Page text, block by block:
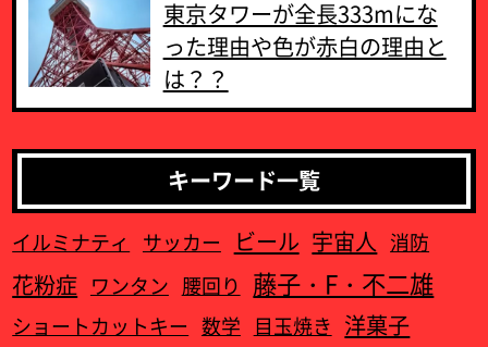
東京タワーが全長333mにな
った理由や色が赤白の理由と
は？？
キーワード一覧
イルミナティ サッカー ビール 宇宙人 消防
花粉症 ワンタン 腰回り 藤子・F・不二雄
ショートカットキー 数学 目玉焼き 洋菓子